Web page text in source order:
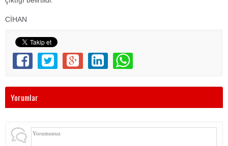
CİHAN
Yorumlar